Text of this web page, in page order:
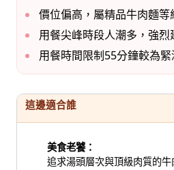
價位偏高，屬精品牛肉麵等
用餐尖峰時段人潮多，強烈
用餐時間限制55分鐘較為緊
這邊適合誰
美食老饕：
追求湯頭層次與頂級肉質的